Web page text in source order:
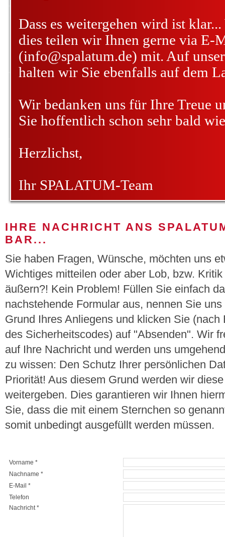
Dass es weitergehen wird ist
dies teilen wir Ihnen gerne via E-
(info@spalatum.de) mit. Auf
halten wir Sie ebenfalls auf dem
Wir bedanken uns für Ihre Treue
Sie hoffentlich schon sehr bald
Herzlichst,
Ihr SPALATUM-Team
IHRE NACHRICHT ANS
BAR...
Sie haben Fragen, Wünsche, möchten uns
Wichtiges mitteilen oder aber Lob, bzw. Kritik
äußern?! Kein Problem! Füllen Sie einfach
nachstehende Formular aus, nennen Sie uns
Grund Ihres Anliegens und klicken Sie (nach
des Sicherheitscodes) auf "Absenden". Wir
auf Ihre Nachricht und werden uns
zu wissen: Den Schutz Ihrer persönlichen
Priorität! Aus diesem Grund werden wir
weitergeben. Dies garantieren wir Ihnen
Sie, dass die mit einem Sternchen so
somit unbedingt ausgefüllt werden müssen.
Vorname *
Nachname *
E-Mail *
Telefon
Nachricht *